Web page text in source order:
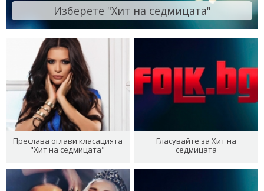
Изберете "Хит на седмицата"
Преслава оглави класацията
"Хит на седмицата"
Гласувайте за Хит на
седмицата